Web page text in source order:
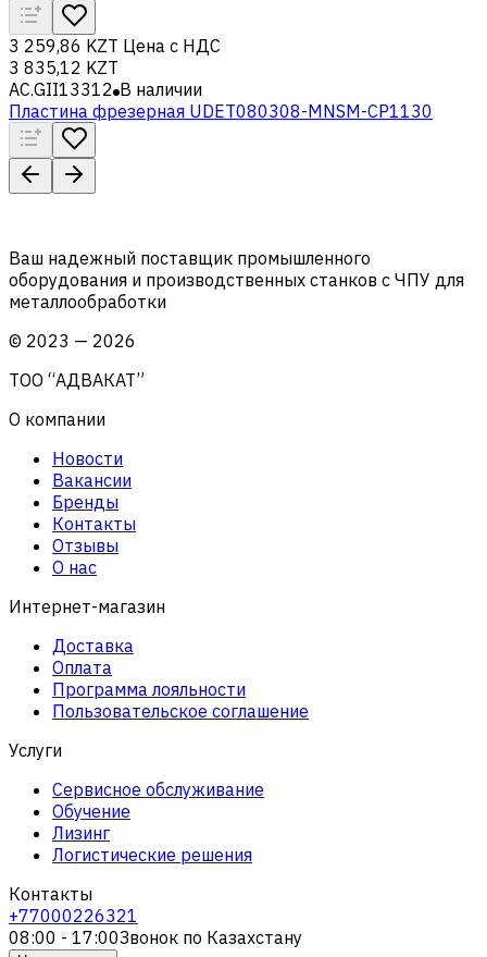
3 259,86 KZT Цена с НДС
3 835,12 KZT
AC.GII13312 В наличии
Пластина фрезерная UDET080308-MNSM-CP1130
Ваш надежный поставщик промышленного
оборудования и производственных станков с ЧПУ для
металлообработки
© 2023 — 2026
ТОО “АДВАКАТ”
О компании
Новости
Вакансии
Бренды
Контакты
Отзывы
О нас
Интернет-магазин
Доставка
Оплата
Программа лояльности
Пользовательское соглашение
Услуги
Сервисное обслуживание
Обучение
Лизинг
Логистические решения
Контакты
+77000226321
08:00 - 17:00Звонок по Казахстану